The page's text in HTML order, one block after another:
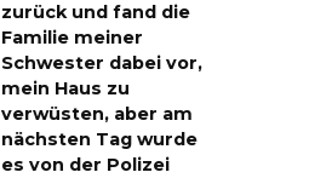
zurück und fand die
Familie meiner
Schwester dabei vor,
mein Haus zu
verwüsten, aber am
nächsten Tag wurde
es von der Polizei